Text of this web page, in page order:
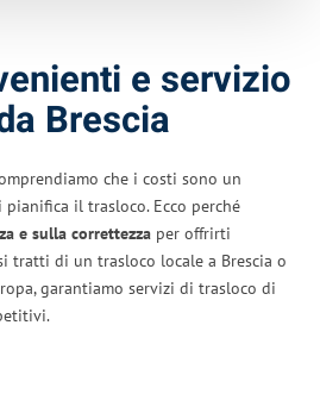
e servizio
Brescia
che i costi sono un
il trasloco. Ecco perché
e sulla correttezza per offrirti
tratti di un trasloco locale a Brescia o
garantiamo servizi di trasloco di